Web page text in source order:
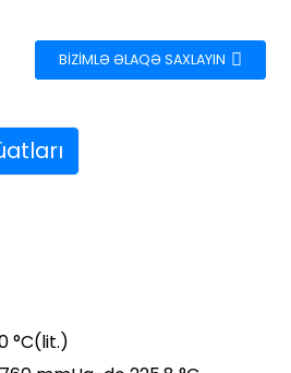
BIZIMLƏ ƏLAQƏ SAXLAYIN
°C(lit.)